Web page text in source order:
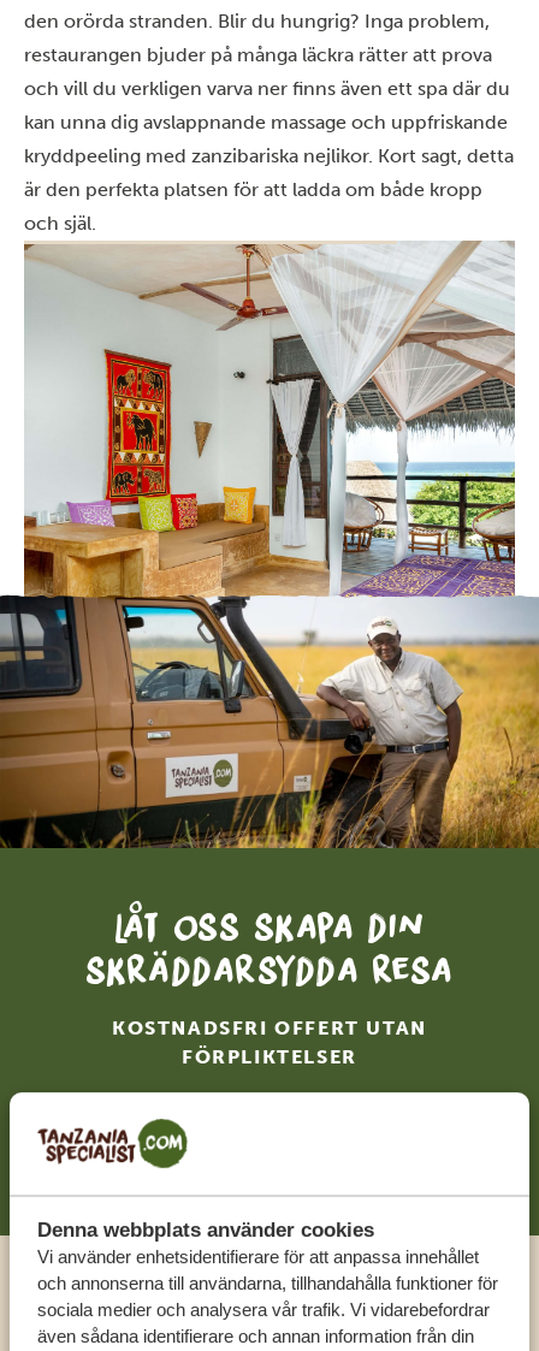
Denna webbplats använder cookies
Vi använder enhetsidentifierare för att anpassa innehållet
och annonserna till användarna, tillhandahålla funktioner för
sociala medier och analysera vår trafik. Vi vidarebefordrar
även sådana identifierare och annan information från din
den orörda stranden. Blir du hungrig? Inga problem,
restaurangen bjuder på många läckra rätter att prova
och vill du verkligen varva ner finns även ett spa där du
kan unna dig avslappnande massage och uppfriskande
kryddpeeling med zanzibariska nejlikor. Kort sagt, detta
är den perfekta platsen för att ladda om både kropp
och själ.
Låt oss skapa din
skräddarsydda resa
KOSTNADSFRI OFFERT UTAN
FÖRPLIKTELSER
BÖRJA PLANERA DIN RESA
Ring en expert